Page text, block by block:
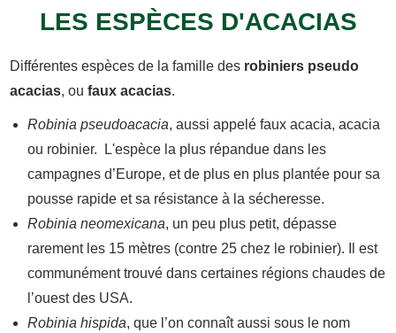
LES ESPÈCES D'ACACIAS
Différentes espèces de la famille des robiniers pseudo
acacias, ou faux acacias.
Robinia pseudoacacia, aussi appelé faux acacia, acacia
ou robinier. L'espèce la plus répandue dans les
campagnes d’Europe, et de plus en plus plantée pour sa
pousse rapide et sa résistance à la sécheresse.
Robinia neomexicana, un peu plus petit, dépasse
rarement les 15 mètres (contre 25 chez le robinier). Il est
communément trouvé dans certaines régions chaudes de
l’ouest des USA.
Robinia hispida, que l’on connaît aussi sous le nom